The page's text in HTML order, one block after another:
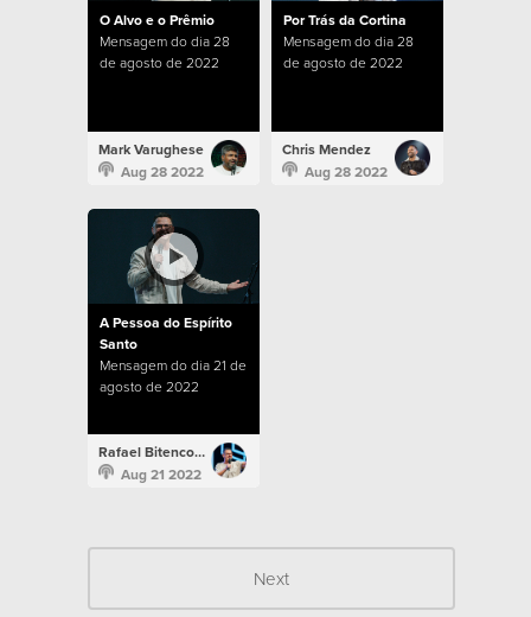
O Alvo e o Prêmio
Mensagem do dia 28
de agosto de 2022
Mark Varughese
Aug 28 2022
Por Trás da Cortina
Mensagem do dia 28
de agosto de 2022
Chris Mendez
Aug 28 2022
A Pessoa do Espírito
Santo
Mensagem do dia 21 de
agosto de 2022
Rafael Bitencourt
Aug 21 2022
Next